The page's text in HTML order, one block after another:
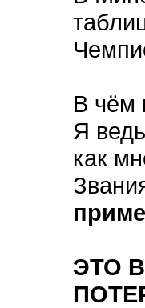
В чём
Я
как
ЭТО